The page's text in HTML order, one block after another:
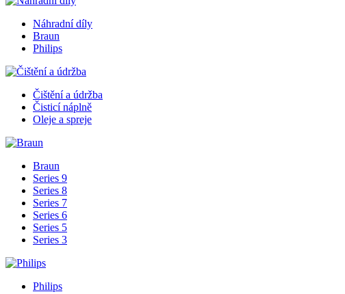
Náhradní díly
Braun
Philips
Čištění a údržba
Čisticí náplně
Oleje a spreje
Braun
Series 9
Series 8
Series 7
Series 6
Series 5
Series 3
Philips